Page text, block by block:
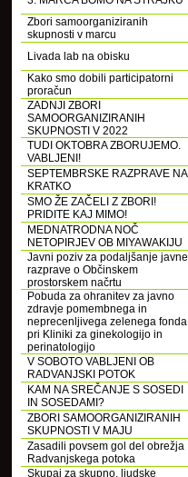
Zbori samoorganiziranih
skupnosti v marcu
Livada lab na obisku
Kako smo dobili participatorni
proračun
ZADNJI ZBORI
SAMOORGANIZIRANIH
SKUPNOSTI V 2022
TUDI OKTOBRA ZBORUJEMO.
VABLJENI!
SEPTEMBRSKE RAZPRAVE NA
KRATKO
SMO ŽE ZAČELI Z ZBORI!
PRIDITE KAJ MIMO!
MEDNATRODNA NOČ
NETOPIRJEV OB MIYAWAKIJU
Javni poziv za podaljšanje javne
razprave o Občinskem
prostorskem načrtu
Pobuda za ohranitev za javno
zdravje pomembnega in
neprecenljivega zelenega fonda
pri Kliniki za ginekologijo in
perinatologijo
V SOBOTO VABLJENI OB
RADVANJSKI POTOK
KAM NA SREČANJE S SOSEDI
IN SOSEDAMI?
ZBORI SAMOORGANIZIRANIH
SKUPNOSTI V MAJU
Zasadili povsem gol del obrežja
Radvanjskega potoka
Skupaj za skupno, ljudske